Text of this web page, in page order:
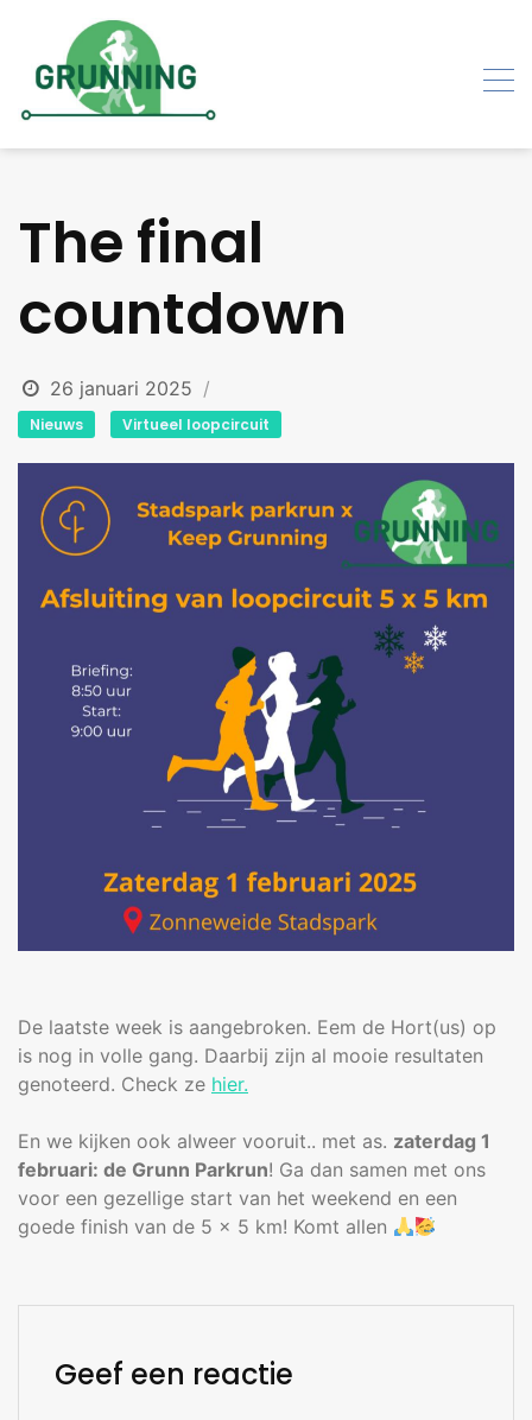
content
The final
countdown
26 januari 2025
Nieuws Virtueel loopcircuit
De laatste week is aangebroken. Eem de Hort(us) op
is nog in volle gang. Daarbij zijn al mooie resultaten
genoteerd. Check ze hier.
En we kijken ook alweer vooruit.. met as. zaterdag 1
februari: de Grunn Parkrun! Ga dan samen met ons
voor een gezellige start van het weekend en een
goede finish van de 5 x 5 km! Komt allen
Geef een reactie